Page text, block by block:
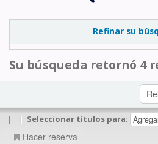
Refinar su
Su búsqueda retornó 4
| | Seleccionar títulos para:
Hacer reserva